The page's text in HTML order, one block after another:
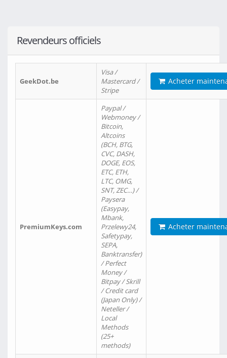
Revendeurs officiels
GeekDot.be
Visa /
Mastercard /
Stripe
Acheter
PremiumKeys.com
Paypal /
Webmoney /
Bitcoin,
Altcoins
(BCH, BTG,
CVC, DASH,
DOGE, EOS,
ETC, ETH,
LTC, OMG,
SNT, ZEC…) /
Paysera
(Easypay,
Mbank,
Przelewy24,
Safetypay,
SEPA,
Banktransfer)
/ Perfect
Money /
Bitpay / Skrill
/ Credit card
(Japan Only) /
Neteller /
Local
Methods
(25+
methods)
Acheter